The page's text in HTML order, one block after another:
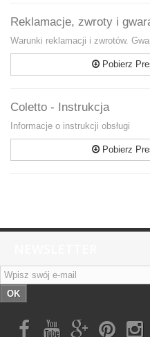
Reklamacje, zwroty i
Warunki reklamacji i zwrotów.
Pobierz
Coletto - Instrukcja
Informacje o instrukcji obsługi
Pobierz
OK